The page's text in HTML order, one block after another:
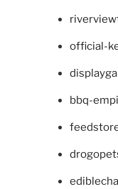
official-
bbq-